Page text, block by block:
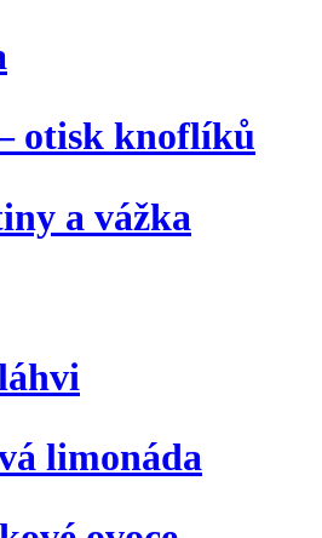
otisk knoflíků
a vážka
limonáda